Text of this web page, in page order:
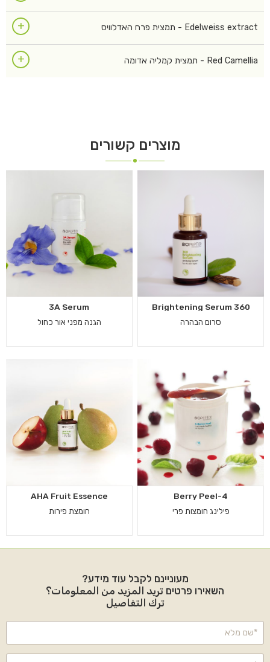
Edelweiss extract - תמצית פרח האדלוויס +
Red Camellia - תמצית קמליה אדומה +
מוצרים קשורים
360 Brightening Serum
סרום הבהרה
3A Serum
הגנה מפני אור כחול
4-Berry Peel
פילינג חומצות פרי
AHA Fruit Essence
חומצת פירות
מעוניינם לקבל עוד מידע?
השאירו פרטים تريد المزيد من المعلومات؟
ترك التفاصيل